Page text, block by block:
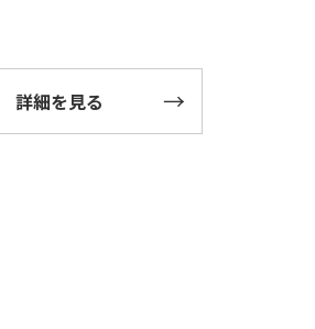
詳細を見る